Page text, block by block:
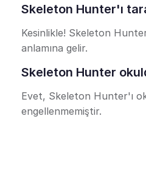
Skeleton Hunter'ı
Kesinlikle! Skeleton
anlamına gelir.
Skeleton Hunter
Evet, Skeleton Hunter'ı
engellenmemiştir.